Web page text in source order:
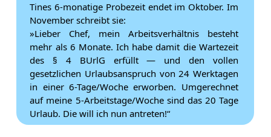
Tines 6-monatige Probezeit endet im Oktober. Im
November schreibt sie:
»Lieber Chef, mein Arbeitsverhältnis besteht
mehr als 6 Monate. Ich habe damit die Wartezeit
des § 4 BUrlG erfüllt — und den vollen
gesetzlichen Urlaubsanspruch von 24 Werktagen
in einer 6-Tage/Woche erworben. Umgerechnet
auf meine 5-Arbeitstage/Woche sind das 20 Tage
Urlaub. Die will ich nun antreten!“